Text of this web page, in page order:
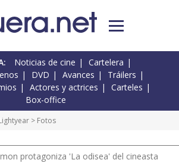
Noticias de cine
Cartelera
DVD Avances
Tráilers
Actores y actrices
Carteles
Box-office
> Fotos
protagoniza 'La odisea' del cineasta